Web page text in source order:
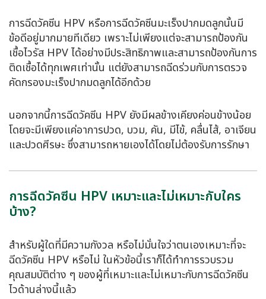
การฉีดวัคซีน HPV หรือการฉีดวัคซีนมะเร็งปากมดลูกนั้นมี
ข้อดีอยู่มากมายทีเดียว เพราะไม่เพียงแต่จะสามารถป้องกัน
เชื้อไวรัส HPV ได้อย่างมีประสิทธิภาพและสามารถป้องกันการ
ติดเชื้อได้ทุกเพศเท่านั้น แต่ยังสามารถฉีดร่วมกับการตรวจ
คัดกรองมะเร็งปากมดลูกได้อีกด้วย
นอกจากนี้การฉีดวัคซีน HPV ยังมีผลข้างเคียงค่อนข้างน้อย
โดยจะมีเพียงแค่อาการปวด, บวม, คัน, มีไข้, คลื่นไส้, อาเจียน
และปวดศีรษะ ซึ่งสามารถหายเองได้โดยไม่ต้องรับการรักษา
การฉีดวัคซีน HPV เหมาะและไม่เหมาะกับใคร
บ้าง?
สำหรับผู้ใดที่มีความกังวล หรือไม่มั่นใจว่าตนเองเหมาะที่จะ
ฉีดวัคซีน HPV หรือไม่ ในหัวข้อนี้เราก็ได้ทำการรวบรวม
คุณสมบัติต่าง ๆ ของผู้ที่เหมาะและไม่เหมาะกับการฉีดวัคซีน
ไวด้านล่างนี้แล้ว